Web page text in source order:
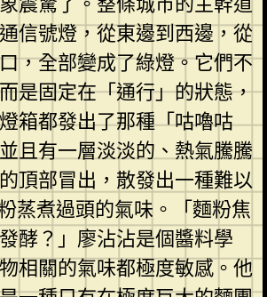
信號燈，從東邊到西邊，從
，全部變成了綠燈。它們不
是固定在「通行」的狀態，
箱都發出了那種「咕嚕咕
且有一層淡淡的、熱氣騰騰
頂部冒出，散發出一種難以
煮過頭的氣味。「麵粉焦
酵？」廖沾沾是個醬料學
相關的氣味都極度敏感。他